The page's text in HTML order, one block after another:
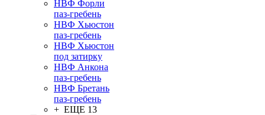
НВФ Форли
паз-гребень
НВФ Хьюстон
паз-гребень
НВФ Хьюстон
под затирку
НВФ Анкона
паз-гребень
НВФ Бретань
паз-гребень
+ ЕЩЕ 13